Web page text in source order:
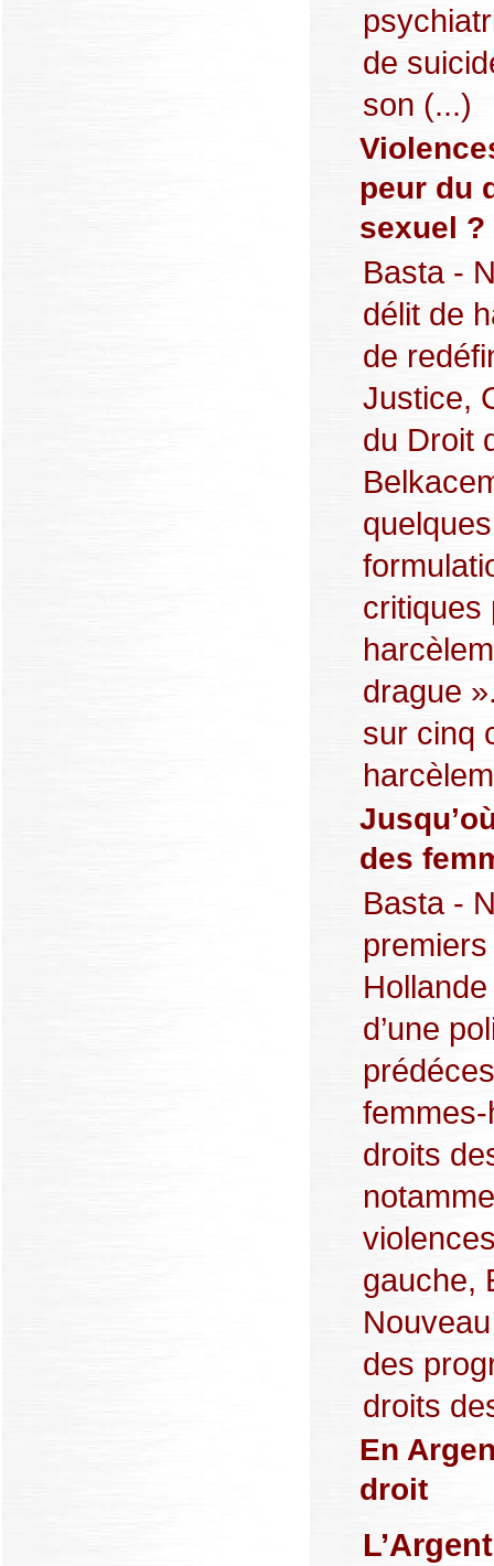
de
son (...)
peur du
sexuel ?
Basta -
délit de
de
Justice,
du Droit
critiques
drague
sur cinq
des
Basta -
d’une
droits
gauche,
des
droits
En
droit